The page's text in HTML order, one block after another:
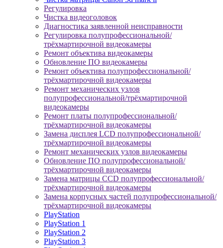
Регулировка
Чистка видеоголовок
Диагностика заявленной неисправности
Регулировка полупрофессиональной/
трёхмартирочной видеокамеры
Ремонт объектива видеокамеры
Обновление ПО видеокамеры
Ремонт объектива полупрофессиональной/
трёхмартирочной видеокамеры
Ремонт механических узлов
полупрофессиональной/трёхмартирочной
видеокамеры
Ремонт платы полупрофессиональной/
трёхмартирочной видеокамеры
Замена дисплея LCD полупрофессиональной/
трёхмартирочной видеокамеры
Ремонт механических узлов видеокамеры
Обновление ПО полупрофессиональной/
трёхмартирочной видеокамеры
Замена матрицы CCD полупрофессиональной/
трёхмартирочной видеокамеры
Замена корпусных частей полупрофессиональной/
трёхмартирочной видеокамеры
PlayStation
PlayStation 1
PlayStation 2
PlayStation 3